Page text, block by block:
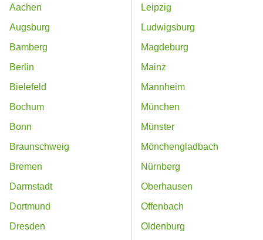
Aachen
Augsburg
Bamberg
Berlin
Bielefeld
Bochum
Bonn
Braunschweig
Bremen
Darmstadt
Dortmund
Dresden
Leipzig
Ludwigsburg
Magdeburg
Mainz
Mannheim
München
Münster
Mönchengladbach
Nürnberg
Oberhausen
Offenbach
Oldenburg